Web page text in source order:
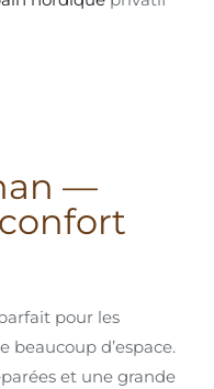
—
confort
pour les
beaucoup d’espace.
et une grande